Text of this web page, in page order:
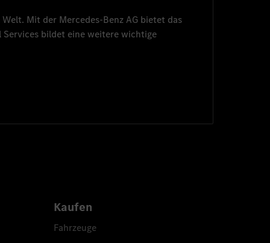
Mit der Mercedes-Benz AG bietet das
Services bildet eine weitere wichtige
Kaufen
Fahrzeuge